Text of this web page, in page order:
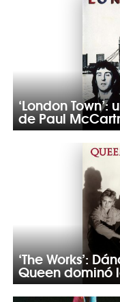
‘London
de Paul
‘The Works’:
Queen dominó